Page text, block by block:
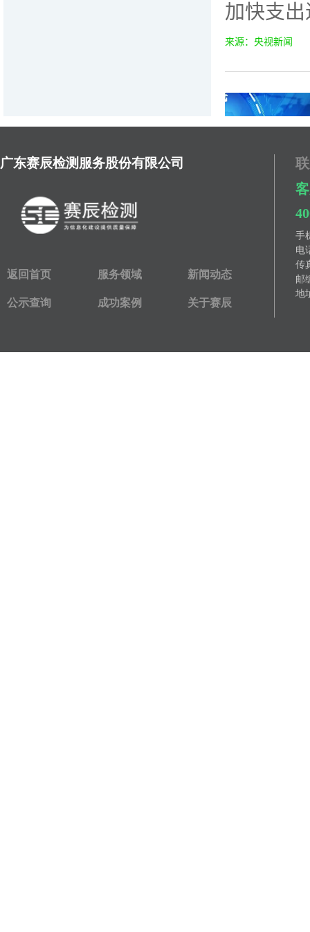
广东赛辰检测服务股份有限公司
返回首页 服务领域 新闻动态
公示查询 成功案例 关于赛辰
手
电
传
邮
地